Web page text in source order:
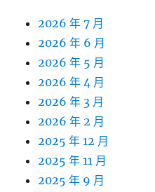
2026 年 7 月
2026 年 6 月
2026 年 5 月
2026 年 4 月
2026 年 3 月
2026 年 2 月
2025 年 12 月
2025 年 11 月
2025 年 9 月